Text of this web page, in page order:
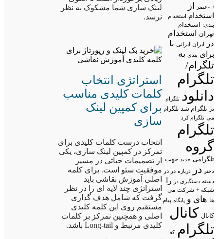
لینک سازی شما مشکوک به نظر
نرسد.
استراتژی انتخاب
کلمات کلیدی مناسب
برای کمپین لینک
سازی
انتخاب درست کلمات کلیدی برای
تمرکز در کمپین لینک سازی، یکی
از تصمیمات حیاتی در مسیر
موفقیت سئو است. برای کلمه
اصلی آموزش نقاشی باید
استراتژی چند لایه ای را در نظر
گرفت که شامل هدف گذاری
مستقیم روی این کلمه کلیدی
اصلی و همچنین تمرکز بر کلمات
کلیدی مرتبط و Long-tail باشد.
/ «عصر از
استخدام استخدام
بندی: استخدام
تهران
استخدام
در
ایران ایرانی با
برای بندی به
تلگرام/
تلگرام
دانلود تلگرام
در تلگرام شد تلگرام
می تلگرام کرد
تلگرام
گروه
تلگرامی جدید جهت
دختر در درباره در در
دسته دستگیری در را
شبکه + شرکت می
ها های و پایگاه پیام
کانال کانال
تلگرام که